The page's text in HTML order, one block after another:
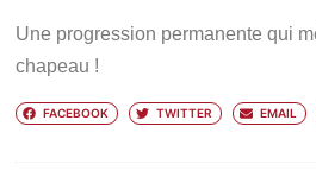
Une progression permanente qui
chapeau !
FACEBOOK TWITTER EMAIL